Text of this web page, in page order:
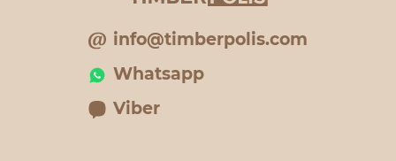
info@timberpolis.com
Whatsapp
Viber